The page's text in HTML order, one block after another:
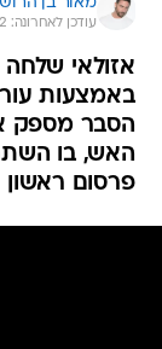
עודכן לאחרונה: 10.4.2022 / 13:03
אזולאי
באמצעות
הסבר מספק
האש, בו
פרסום ראשון